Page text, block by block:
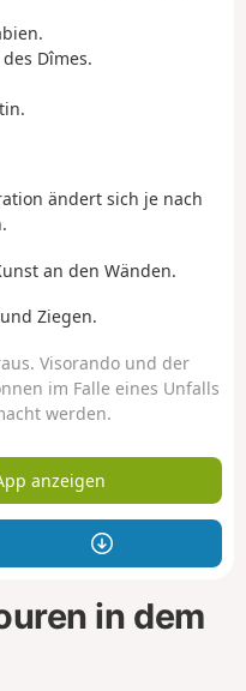
Dîmes.
ändert sich je nach
an den Wänden.
Ziegen.
Visorando und der
im Falle eines Unfalls
werden.
anzeigen
in dem